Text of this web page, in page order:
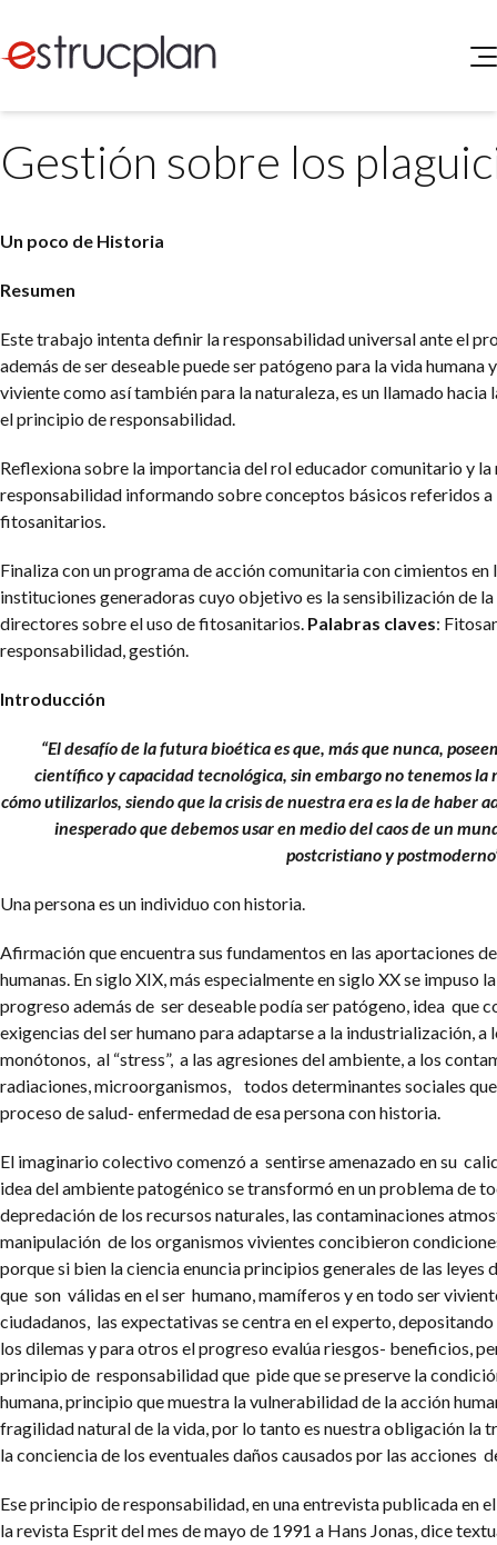
SERVICIOS
Medio Ambiente
Buscador de Legislación
Matriz Premium
Matriz Profesional
ELEG
Gestión sobre los
Un poco de Historia
Resumen
Este trabajo intenta definir la responsabilidad universal ante el
además de ser deseable puede ser patógeno para la vida humana
viviente como así también para la naturaleza, es un llamado hacia
el principio de responsabilidad.
Reflexiona sobre la importancia del rol educador comunitario y la
responsabilidad informando sobre conceptos básicos referidos a
fitosanitarios.
Finaliza con un programa de acción comunitaria con cimientos en
instituciones generadoras cuyo objetivo es la sensibilización de
directores sobre el uso de fitosanitarios. Palabras claves:
responsabilidad, gestión.
Introducción
“El desafío de la futura bioética es que, másque nunca,
científicoy capacidad tecnológica, sin embargo no tenemosla
cómo utilizarlos, siendo que la crisis de nuestra era es la dehaber
inesperado quedebemos usar en medio del caos de un
postcristiano y
Una persona es un individuo con historia.
Afirmación que encuentra sus fundamentos en las aportaciones
humanas. En siglo XIX, más especialmente en siglo XX se impuso
progreso además de ser deseable podía ser patógeno, idea que
exigencias del ser humano para adaptarse a la industrialización, a
monótonos, al “stress”, a las agresiones del ambiente, a los
radiaciones, microorganismos, todos determinantes sociales
proceso de salud- enfermedad de esa persona con historia.
El imaginario colectivo comenzó a sentirse amenazado en su
idea del ambiente patogénico se transformó en un problema de
depredación de los recursos naturales, las contaminaciones
manipulación de los organismos vivientes concibieron
porque si bien la ciencia enuncia principios generales de las leyes
que son válidas en el ser humano, mamíferos y en todo ser
ciudadanos, las expectativas se centra en el experto,
los dilemas y para otros el progreso evalúa riesgos- beneficios,
principio de responsabilidad que pide que se preserve la
humana, principio que muestra la vulnerabilidad de la acción
fragilidad natural de la vida, por lo tanto es nuestra obligación la
la conciencia de los eventuales daños causados por las acciones
Ese principio de responsabilidad, en una entrevista publicada en
la revista Esprit del mes de mayo de 1991 a Hans Jonas, dice